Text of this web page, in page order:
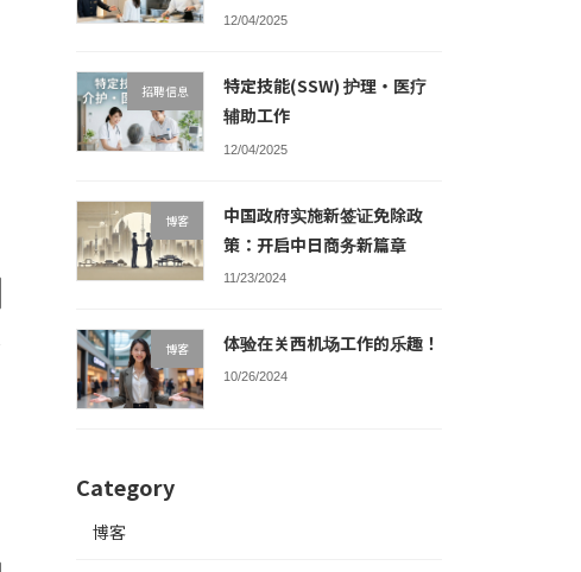
12/04/2025
招聘信息
特定技能(SSW) 护理・医疗
辅助工作
12/04/2025
博客
中国政府实施新签证免除政
策：开启中日商务新篇章
11/23/2024
博客 体验在关西机场工作的乐趣！
10/26/2024
Category
博客